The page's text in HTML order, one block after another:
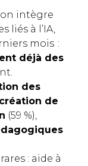
intègre
liés à l’IA,
mois :
déjà des
des
création de
(59 %),
: aide à